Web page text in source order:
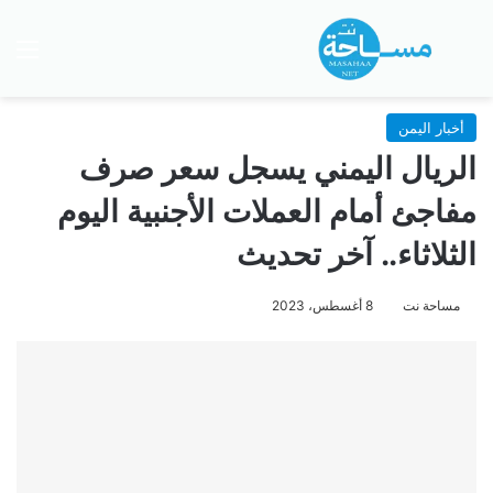
بحث عن
أخبار اليمن
الريال اليمني يسجل سعر صرف
مفاجئ أمام العملات الأجنبية اليوم
الثلاثاء.. آخر تحديث
مساحة نت 8 أغسطس، 2023